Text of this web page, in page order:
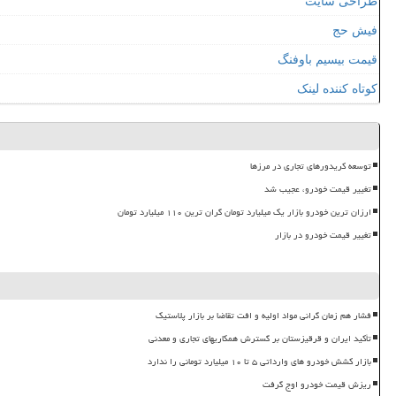
فیش حج
قیمت بیسیم باوفنگ
کوتاه کننده لینک
توسعه کریدورهای تجاری در مرزها
تغییر قیمت خودرو، عجیب شد
ارزان ترین خودرو بازار یک میلیارد تومان گران ترین ۱۱۰ میلیارد تومان
تغییر قیمت خودرو در بازار
فشار هم زمان گرانی مواد اولیه و افت تقاضا بر بازار پلاستیک
تأکید ایران و قرقیزستان بر گسترش همکاریهای تجاری و معدنی
بازار کشش خودرو های وارداتی ۵ تا ۱۰ میلیارد تومانی را ندارد
ریزش قیمت خودرو اوج گرفت